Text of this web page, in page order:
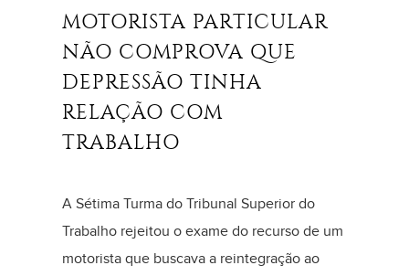
MOTORISTA PARTICULAR
NÃO COMPROVA QUE
DEPRESSÃO TINHA
RELAÇÃO COM
TRABALHO
A Sétima Turma do Tribunal Superior do
Trabalho rejeitou o exame do recurso de um
motorista que buscava a reintegração ao